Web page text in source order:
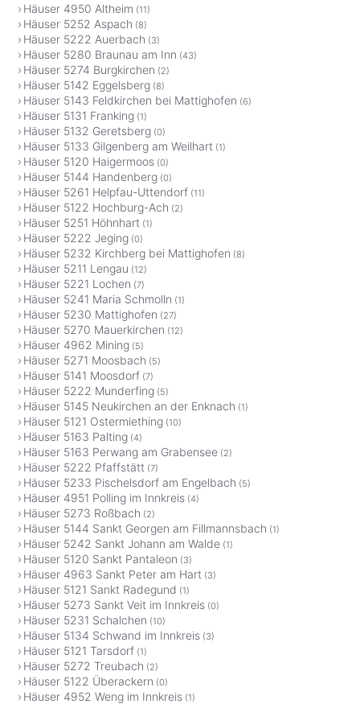
Häuser 4950 Altheim (11)
Häuser 5252 Aspach (8)
Häuser 5222 Auerbach (3)
Häuser 5280 Braunau am Inn (43)
Häuser 5274 Burgkirchen (2)
Häuser 5142 Eggelsberg (8)
Häuser 5143 Feldkirchen bei Mattighofen (6)
Häuser 5131 Franking (1)
Häuser 5132 Geretsberg (0)
Häuser 5133 Gilgenberg am Weilhart (1)
Häuser 5120 Haigermoos (0)
Häuser 5144 Handenberg (0)
Häuser 5261 Helpfau-Uttendorf (11)
Häuser 5122 Hochburg-Ach (2)
Häuser 5251 Höhnhart (1)
Häuser 5222 Jeging (0)
Häuser 5232 Kirchberg bei Mattighofen (8)
Häuser 5211 Lengau (12)
Häuser 5221 Lochen (7)
Häuser 5241 Maria Schmolln (1)
Häuser 5230 Mattighofen (27)
Häuser 5270 Mauerkirchen (12)
Häuser 4962 Mining (5)
Häuser 5271 Moosbach (5)
Häuser 5141 Moosdorf (7)
Häuser 5222 Munderfing (5)
Häuser 5145 Neukirchen an der Enknach (1)
Häuser 5121 Ostermiething (10)
Häuser 5163 Palting (4)
Häuser 5163 Perwang am Grabensee (2)
Häuser 5222 Pfaffstätt (7)
Häuser 5233 Pischelsdorf am Engelbach (5)
Häuser 4951 Polling im Innkreis (4)
Häuser 5273 Roßbach (2)
Häuser 5144 Sankt Georgen am Fillmannsbach (1)
Häuser 5242 Sankt Johann am Walde (1)
Häuser 5120 Sankt Pantaleon (3)
Häuser 4963 Sankt Peter am Hart (3)
Häuser 5121 Sankt Radegund (1)
Häuser 5273 Sankt Veit im Innkreis (0)
Häuser 5231 Schalchen (10)
Häuser 5134 Schwand im Innkreis (3)
Häuser 5121 Tarsdorf (1)
Häuser 5272 Treubach (2)
Häuser 5122 Überackern (0)
Häuser 4952 Weng im Innkreis (1)